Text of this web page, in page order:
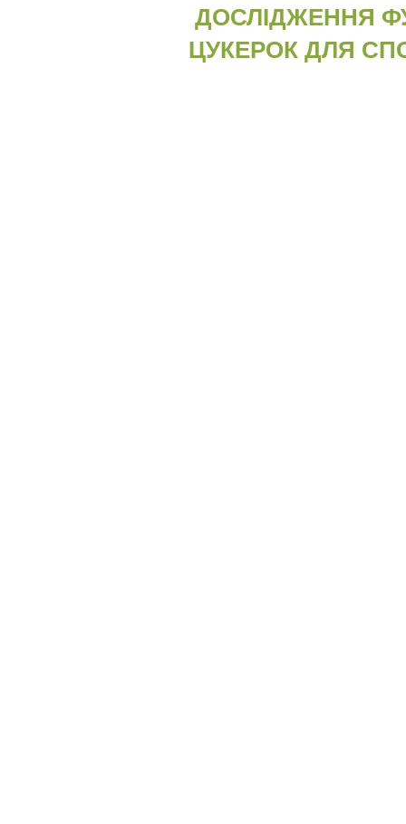
ДОСЛІДЖЕННЯ
ЦУКЕРОК ДЛЯ